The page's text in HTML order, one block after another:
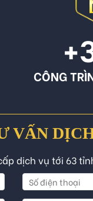
CÔNG
VẤN
dịch vụ tới 63